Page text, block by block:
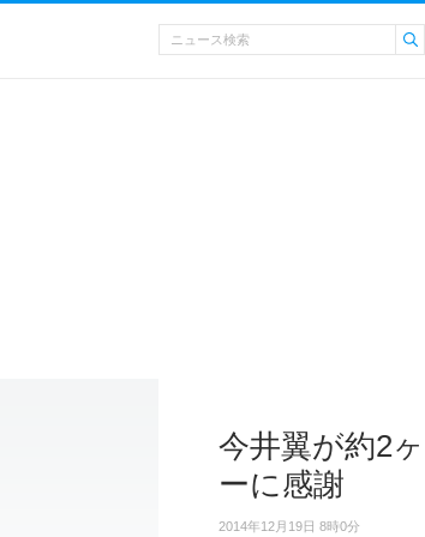
今井翼が約2
ーに感謝
2014年12月19日 8時0分